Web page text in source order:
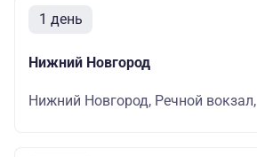
1 день
Нижний Новгород
Нижний Новгород, Речной вокзал,